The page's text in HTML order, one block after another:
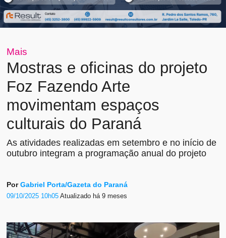
Mais
Mostras e oficinas do projeto
Foz Fazendo Arte
movimentam espaços
culturais do Paraná
As atividades realizadas em setembro e no início de
outubro integram a programação anual do projeto
PorGabriel Porta/Gazeta do Paraná
09/10/2025 10h05Atualizado há 9 meses